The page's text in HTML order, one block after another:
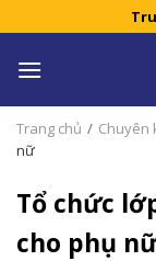
to
content
Trang chủ / Chuyên
nữ
Tổ chức
cho phụ